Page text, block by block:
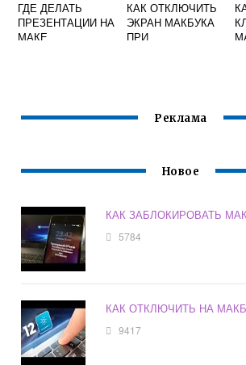
ГДЕ ДЕЛАТЬ
ПРЕЗЕНТАЦИИ НА
МАКЕ
КАК ОТКЛЮЧИТЬ
ЭКРАН МАКБУКА
ПРИ
Реклама
Новое
КАК ЗАБЛОКИРОВАТЬ
5784
КАК ОТКЛЮЧИТЬ НА
9417